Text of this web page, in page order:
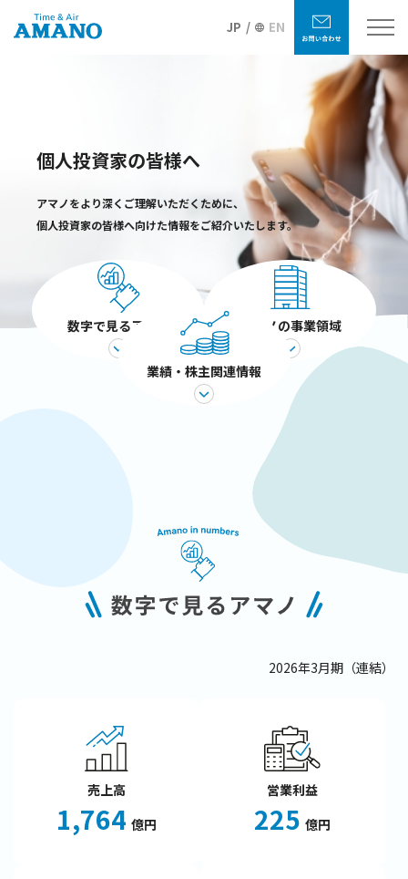
JP EN
個人投資家の皆様へ
アマノをより深くご理解いただくために、
個人投資家の皆様へ向けた情報をご紹介いたします。
数字で見るアマノ アマノの事業領域
業績・株主関連情報
2026年3月期（連結）
売上高
1,764 億円
営業利益
225 億円